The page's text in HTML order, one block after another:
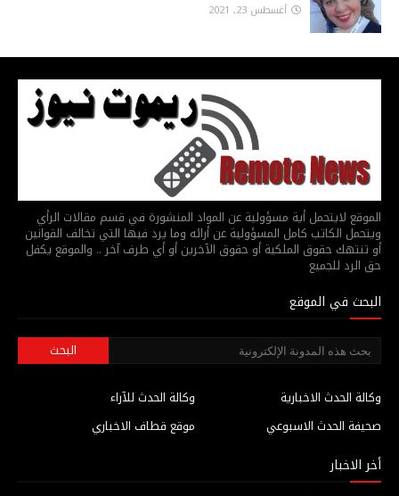
أغسطس 23, 2021
الموقع لايتحمل أية مسؤولية عن المواد المنشورة في قسم مقالات الرأي
ويتحمل الكاتب كامل المسؤولية عن أرائه وما يرد فيها التي تخالف القوانين
أو تنتهك حقوق الملكية أو حقوق الآخرين أو أي طرف آخر .. والموقع يكفل
حق الرد للجميع
البحث في الموقع
وكالة الحدث للآراء
وكالة الحدث الاخبارية
موقع قطاف الاخباري
صحيفة الحدث الاسبوعي
أخر الاخبار